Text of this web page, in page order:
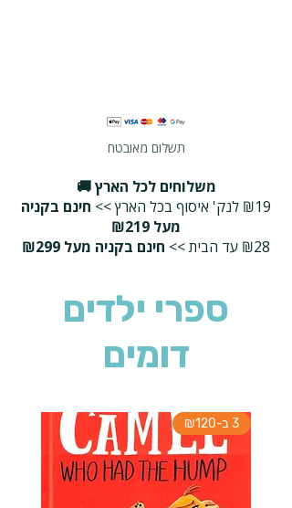
תשלום מאובטח
משלוחים לכל הארץ 🚚
₪19 לנק' איסוף בכל הארץ >>
חינם בקניה
מעל ₪219
₪28 עד הבית >>
חינם בקניה מעל ₪299
ספרי ילדים
דומים
3 ב-₪120